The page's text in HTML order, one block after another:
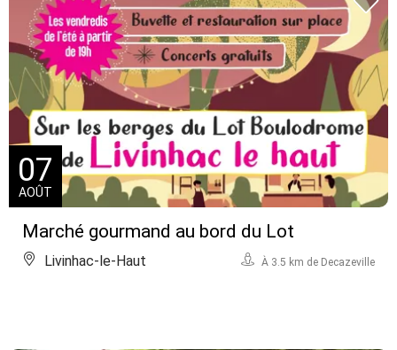
Marché gourmand au bord du Lot
07
AOÛT
Livinhac-le-Haut À 3.5 km de Decazeville